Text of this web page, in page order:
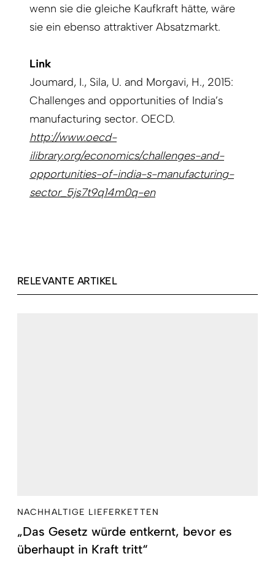
wenn sie die gleiche Kaufkraft hätte, wäre
sie ein ebenso attraktiver Absatzmarkt.
Link
Joumard, I., Sila, U. and Morgavi, H., 2015:
Challenges and opportunities of India’s
manufacturing sector. OECD.
http://www.oecd-
ilibrary.org/economics/challenges-and-
opportunities-of-india-s-manufacturing-
sector_5js7t9q14m0q-en
RELEVANTE ARTIKEL
NACHHALTIGE LIEFERKETTEN
„Das Gesetz würde entkernt, bevor es
überhaupt in Kraft tritt“